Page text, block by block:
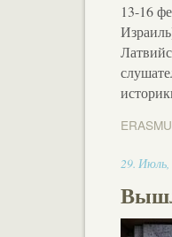
13-16
29. Июль